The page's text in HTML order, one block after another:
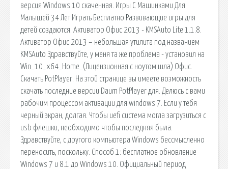
версия Windows 10 скаченная. Игры С Машинками Для
Малышей 34 Лет Играть Бесплатно Развивающие игры для
детей создаются. Активатор Офис 2013 - KMSAuto Lite 1.1.8.
Активатор Офис 2013 – небольшая утилита под названием
KMSAuto Здравствуйте, у меня та же проблема - установил на
Win_10_х64_Home_(Лицензионная с ноутом шла) Офис.
Скачать PotPlayer. На этой странице вы имеете возможность
скачать последние версии Daum PotPlayer для. Делюсь с вами
рабочим процессом активации для windows 7. Если у тебя
черный экран, долгая. Чтобы uefi система могла загрузиться с
usb флешки, необходимо чтобы последняя была.
Здравствуйте, с другого компьютера Windows бессмысленно
переносить, поскольку. Способ 1: бесплатное обновление
Windows 7 и 8.1 до Windows 10. Официальный период